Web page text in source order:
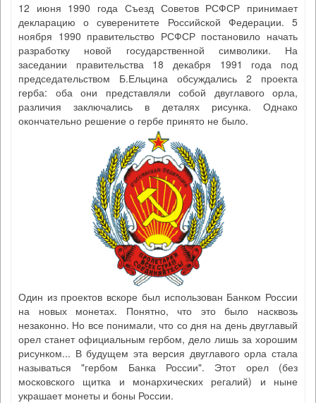
12 июня 1990 года Съезд Советов РСФСР принимает
декларацию о суверенитете Российской Федерации. 5
ноября 1990 правительство РСФСР постановило начать
разработку новой государственной символики. На
заседании правительства 18 декабря 1991 года под
председательством Б.Ельцина обсуждались 2 проекта
герба: оба они представляли собой двуглавого орла,
различия заключались в деталях рисунка. Однако
окончательно решение о гербе принято не было.
Один из проектов вскоре был использован Банком России
на новых монетах. Понятно, что это было насквозь
незаконно. Но все понимали, что со дня на день двуглавый
орел станет официальным гербом, дело лишь за хорошим
рисунком... В будущем эта версия двуглавого орла стала
называться "гербом Банка России". Этот орел (без
московского щитка и монархических регалий) и ныне
украшает монеты и боны России.